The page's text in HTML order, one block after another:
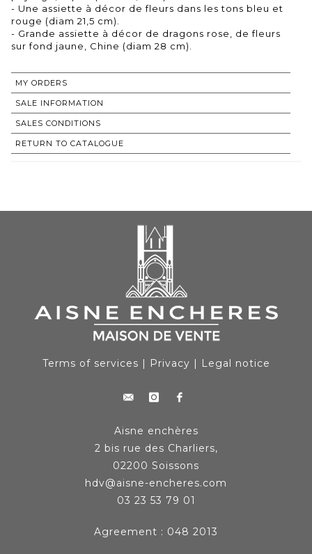
- Une assiette à décor de fleurs dans les tons bleu et
rouge (diam 21,5 cm).
- Grande assiette à décor de dragons rose, de fleurs
sur fond jaune, Chine (diam 28 cm).
MY ORDERS
SALE INFORMATION
SALES CONDITIONS
RETURN TO CATALOGUE
Terms of services | Privacy | Legal notice
Aisne enchères
2 bis rue des Charliers,
02200 Soissons
hdv@aisne-encheres.com
03 23 53 79 01
Agreement : 048 2013